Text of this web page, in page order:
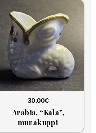
30,00€
Arabia, “Kala”,
munakuppi